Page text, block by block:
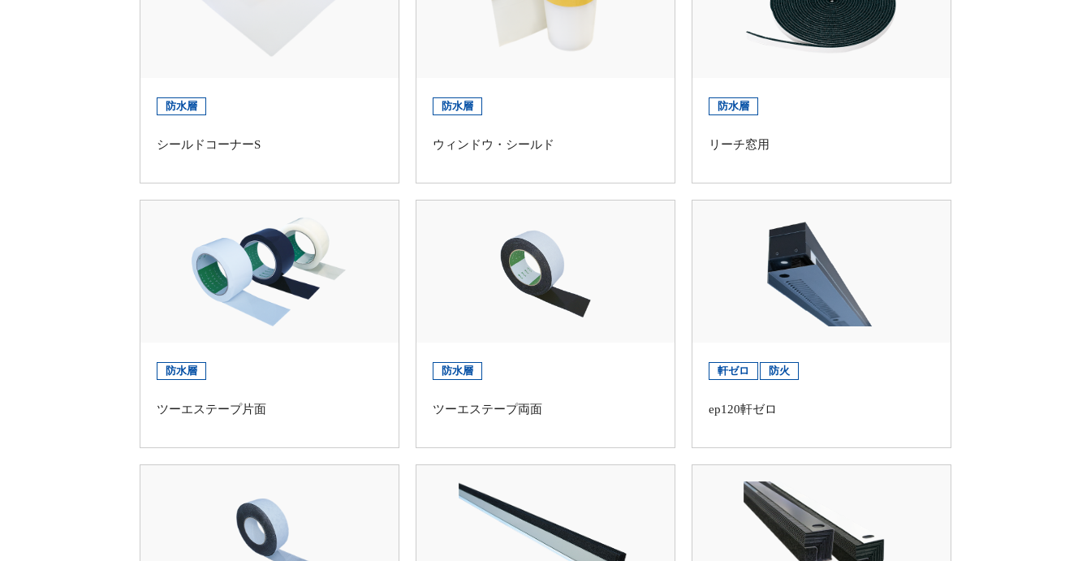
防水層
シールドコーナーS
防水層
ウィンドウ・シールド
防水層
リーチ窓用
防水層
ツーエステープ片面
防水層
ツーエステープ両面
軒ゼロ 防火
ep120軒ゼロ